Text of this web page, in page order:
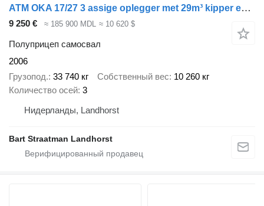
ATM OKA 17/27 3 assige oplegger met 29m³ kipper en aluminium milieuk
9 250 € ≈ 185 900 MDL ≈ 10 620 $
Полуприцеп самосвал
2006
Грузопод. 33 740 кг Собственный вес 10 260 кг
Количество осей 3
Нидерланды, Landhorst
Bart Straatman Landhorst